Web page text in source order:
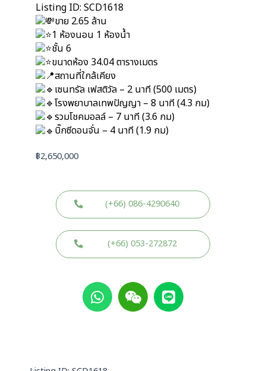
Listing ID: SCD1618
ขาย 2.65 ล้าน
1 ห้องนอน 1 ห้องน้ำ
ชั้น 6
ขนาดห้อง 34.04 ตารางเมตร
สถานที่ใกล้เคียง
เซนทรัล เฟสติวัล – 2 นาที (500 เมตร)
โรงพยาบาลเทพปัญญา – 8 นาที (4.3 กม)
รวมโชคมอลล์ – 7 นาที (3.6 กม)
บิ๊กซีดอนจั่น – 4 นาที (1.9 กม)
฿2,650,000
(+66) 086-4290640
(+66) 053-272872
W
h
a
p
W
e
i
L
i
n